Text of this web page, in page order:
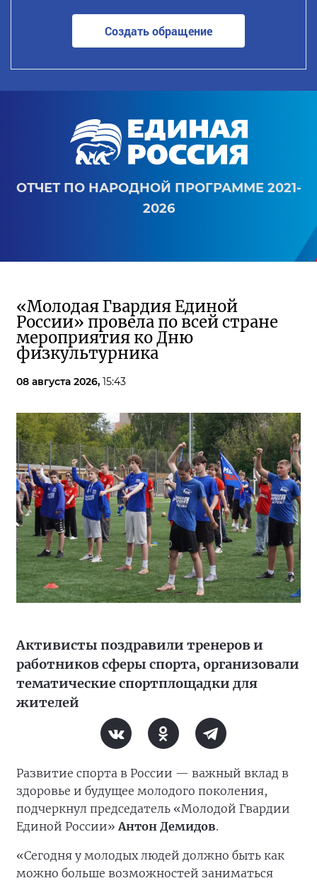
Создать обращение
ОТЧЕТ ПО НАРОДНОЙ ПРОГРАММЕ 2021-
2026
«Молодая Гвардия Единой
России» провела по всей стране
мероприятия ко Дню
физкультурника
08 августа 2026, 15:43
Активисты поздравили тренеров и
работников сферы спорта, организовали
тематические спортплощадки для
жителей
Развитие спорта в России — важный вклад в
здоровье и будущее молодого поколения,
подчеркнул председатель «Молодой Гвардии
Единой России»Антон Демидов.
«Сегодня у молодых людей должно быть как
можно больше возможностей заниматься